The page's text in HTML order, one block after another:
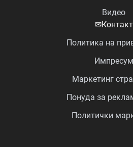
Видео
✉Контакт
Политика на
Импресум
Маркетинг
Понуда за
Политички